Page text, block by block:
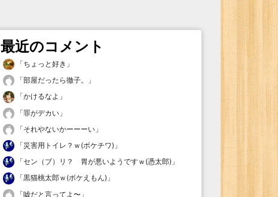
最近のコメント
「ちょっと好き 」
「部屋だったら徹子。
」
「かけるなよ 」
「罪がデカい 」
「それやないかーーーい 」
「災害用トイレ？ｗ(ボケチワ) 」
「セン（ブ）リ？ 胃が悪いようですｗ(憑太郎) 」
「黒猫桃太郎ｗ(ボケえもん) 」
「嘘だと言ってよ〜 」